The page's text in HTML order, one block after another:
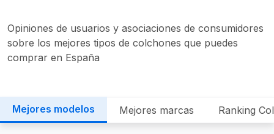
Opiniones de usuarios y asociaciones de consumidores
sobre los mejores tipos de colchones que puedes
comprar en España
Mejores modelos Mejores marcas Ranking